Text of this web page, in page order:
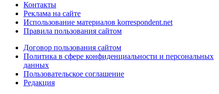
Контакты
Реклама на сайте
Использование материалов korrespondent.net
Правила пользования сайтом
Договор пользования сайтом
Политика в сфере конфиденциальности и персональных
данных
Пользовательское соглашение
Редакция